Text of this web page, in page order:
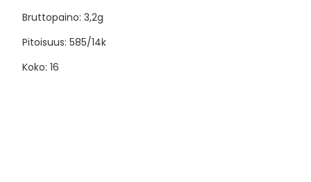
Bruttopaino: 3,2g
Pitoisuus: 585/14k
Koko: 16